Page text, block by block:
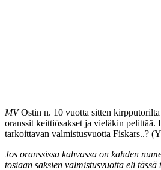
MVOstin n. 10 vuotta sitten kirpputorilta
oranssit keittiösakset ja vieläkin pelittää.
tarkoittavan valmistusvuotta Fiskars..?
Jos oranssissa kahvassa on kahden
tosiaan saksien valmistusvuotta eli tässä